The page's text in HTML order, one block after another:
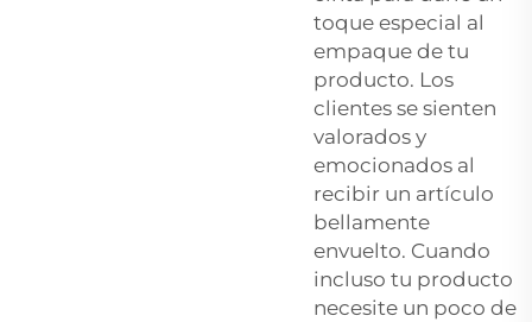
toque especial al
empaque de tu
producto. Los
clientes se sienten
valorados y
emocionados al
recibir un artículo
bellamente
envuelto. Cuando
incluso tu producto
necesite un poco de